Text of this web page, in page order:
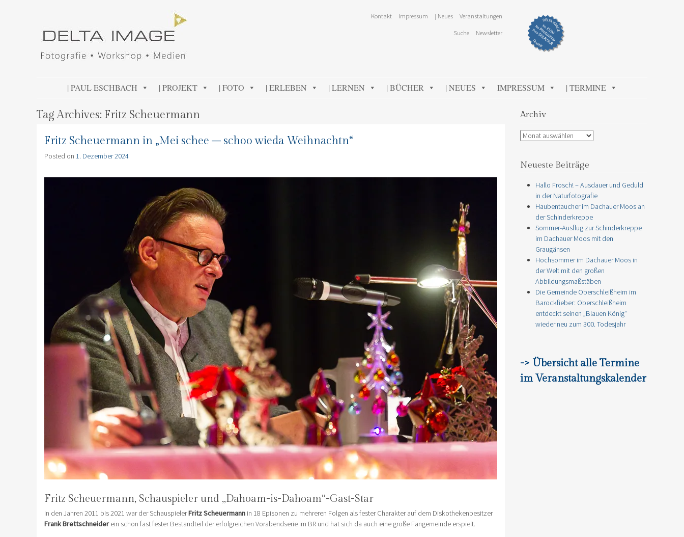
Kontakt Impressum | Neues Veranstaltungen
Suche Newsletter
SKIP TO CONTENT
| PAUL ESCHBACH | PROJEKT | FOTO | ERLEBEN | LERNEN | BÜCHER | NEUES IMPRESSUM | TERMINE
Tag Archives: Fritz Scheuermann
Fritz Scheuermann in „Mei schee – schoo wieda Weihnachtn“
Posted on 1. Dezember 2024
Fritz Scheuermann, Schauspieler und „Dahoam-is-Dahoam“-Gast-Star
In den Jahren 2011 bis 2021 war der SchauspielerFritz Scheuermann in 18 Episonen zu mehreren Folgen als fester Charakter auf dem Diskothekenbesitzer
Frank Brettschneiderein schon fast fester Bestandteil der erfolgreichen Vorabendserie im BR und hat sich da auch eine große Fangemeinde erspielt.
Archiv
Archiv
Neueste Beiträge
Hallo Frosch! – Ausdauer und Geduld
in der Naturfotografie
Haubentaucher im Dachauer Moos an
der Schinderkreppe
Sommer-Ausflug zur Schinderkreppe
im Dachauer Moos mit den
Graugänsen
Hochsommer im Dachauer Moos in
der Welt mit den großen
Abbildungsmaßstäben
Die Gemeinde Oberschleißheim im
Barockfieber: Oberschleißheim
entdeckt seinen „Blauen König“
wieder neu zum 300. Todesjahr
-> Übersicht alle Termine
im Veranstaltungskalender